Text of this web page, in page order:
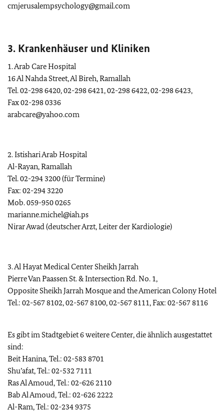
cmjerusalempsychology@gmail.com
3. Krankenhäuser und Kliniken
1. Arab Care Hospital
16 Al Nahda Street, Al Bireh, Ramallah
Tel. 02-298 6420, 02-298 6421, 02-298 6422, 02-298 6423,
Fax 02-298 0336
arabcare@yahoo.com
2. Istishari Arab Hospital
Al-Rayan, Ramallah
Tel. 02-294 3200 (für Termine)
Fax: 02-294 3220
Mob. 059-950 0265
marianne.michel@iah.ps
Nirar Awad (deutscher Arzt, Leiter der Kardiologie)
3. Al Hayat Medical Center Sheikh Jarrah
Pierre Van Paassen St. & Intersection Rd. No. 1,
Opposite Sheikh Jarrah Mosque and the American Colony Hotel
Tel.: 02-567 8102, 02-567 8100, 02-567 8111, Fax: 02-567 8116
Es gibt im Stadtgebiet 6 weitere Center, die ähnlich ausgestattet
sind:
Beit Hanina, Tel.: 02-583 8701
Shu’afat, Tel.: 02-532 7111
Ras Al Amoud, Tel.: 02-626 2110
Bab Al Amoud, Tel.: 02-626 2222
Al-Ram, Tel.: 02-234 9375